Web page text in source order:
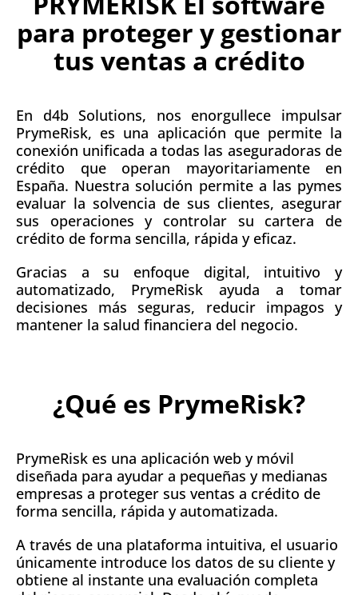
para proteger y gestionar
tus ventas a crédito
En d4b Solutions, nos enorgullece impulsar
PrymeRisk, es una aplicación que permite la
conexión unificada a todas las aseguradoras de
crédito que operan mayoritariamente en
España. Nuestra solución permite a las pymes
evaluar la solvencia de sus clientes, asegurar
sus operaciones y controlar su cartera de
crédito de forma sencilla, rápida y eficaz.
Gracias a su enfoque digital, intuitivo y
automatizado, PrymeRisk ayuda a tomar
decisiones más seguras, reducir impagos y
mantener la salud financiera del negocio.
¿Qué es PrymeRisk?
PrymeRisk es una aplicación web y móvil
diseñada para ayudar a pequeñas y medianas
empresas a proteger sus ventas a crédito de
forma sencilla, rápida y automatizada.
A través de una plataforma intuitiva, el usuario
únicamente introduce los datos de su cliente y
obtiene al instante una evaluación completa